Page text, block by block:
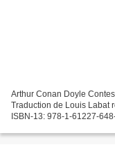
Arthur Conan Doyle
Traduction de Louis Labat
ISBN-13: 978-1-61227-